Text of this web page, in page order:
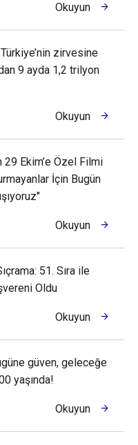
Okuyun
zirvesine
9 ayda 1,2 trilyon
Okuyun
29 Ekim’e Özel Filmi
İçin Bugün
Okuyun
51. Sıra ile
Oldu
Okuyun
güven, geleceğe
yaşında!
Okuyun